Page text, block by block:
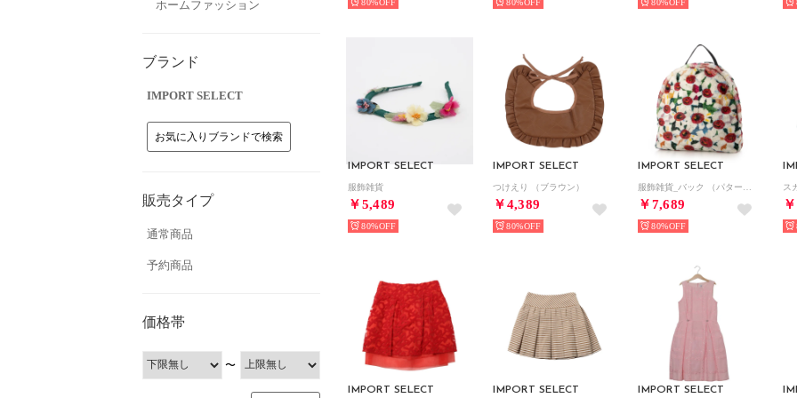
ホームファッション
ブランド
IMPORT SELECT
お気に入りブランドで検索
販売タイプ
通常商品
予約商品
価格帯
〜
IMPORT SELECT
服飾雑貨
￥5,489
80%
IMPORT SELECT
つけえり （ブラウン）
￥4,389
80%
IMPORT SELECT
￥7,689
80%
IMPORT SELECT IMPORT SELECT IMPORT SELECT